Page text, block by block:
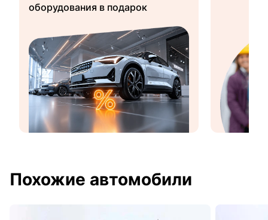
оборудования в подарок
Похожие автомобили